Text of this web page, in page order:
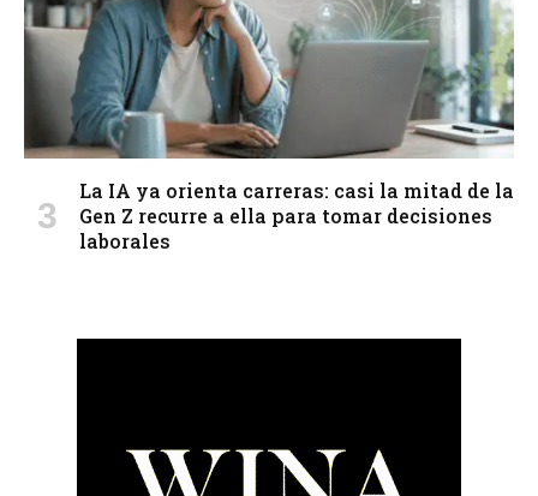
La IA ya orienta carreras: casi la mitad de la
Gen Z recurre a ella para tomar decisiones
laborales